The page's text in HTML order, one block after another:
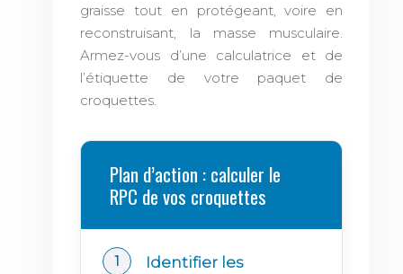
graisse tout en protégeant, voire en
reconstruisant, la masse musculaire.
Armez-vous d’une calculatrice et de
l’étiquette de votre paquet de
croquettes.
Plan d’action : calculer le
RPC de vos croquettes
Identifier les